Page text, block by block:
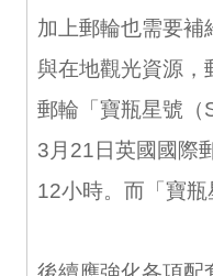
加上郵輪也需要補
與在地觀光資源，
郵輪「寶瓶星號（
3月21日英國國際
12小時。而「寶